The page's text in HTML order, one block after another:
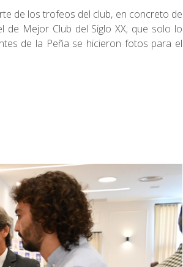
de los trofeos del club, en concreto de
de Mejor Club del Siglo XX; que solo lo
de la Peña se hicieron fotos para el